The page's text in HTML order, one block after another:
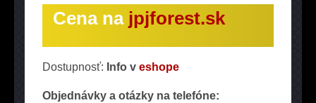
Cena na jpjforest.sk
Dostupnosť: Info v eshope
Objednávky a otázky na telefóne: